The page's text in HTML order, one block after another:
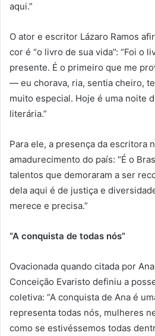
aqui.”
O ator e escritor Lázaro Ramos
cor é “o livro de sua vida”: “Foi o
presente. É o primeiro que me
— eu chorava, ria, sentia cheiro,
muito especial. Hoje é uma noite
literária.”
Para ele, a presença da escritora
amadurecimento do país: “É o
talentos que demoraram a ser
dela aqui é de justiça e
merece e precisa.”
“A conquista de todas nós”
Ovacionada quando citada por
Conceição Evaristo definiu a
coletiva: “A conquista de Ana é
representa todas nós, mulheres
como se estivéssemos todas